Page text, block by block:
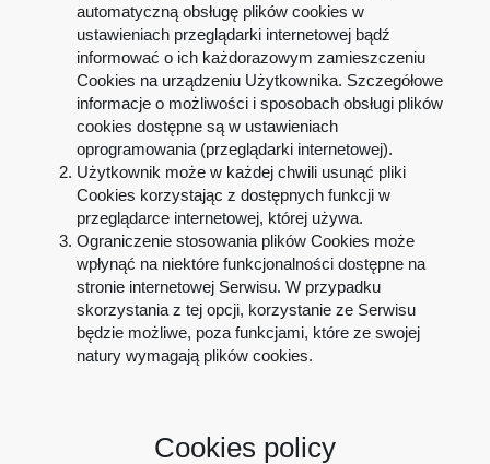
automatyczną obsługę plików cookies w
ustawieniach przeglądarki internetowej bądź
informować o ich każdorazowym zamieszczeniu
Cookies na urządzeniu Użytkownika. Szczegółowe
informacje o możliwości i sposobach obsługi plików
cookies dostępne są w ustawieniach
oprogramowania (przeglądarki internetowej).
Użytkownik może w każdej chwili usunąć pliki
Cookies korzystając z dostępnych funkcji w
przeglądarce internetowej, której używa.
Ograniczenie stosowania plików Cookies może
wpłynąć na niektóre funkcjonalności dostępne na
stronie internetowej Serwisu. W przypadku
skorzystania z tej opcji, korzystanie ze Serwisu
będzie możliwe, poza funkcjami, które ze swojej
natury wymagają plików cookies.
Cookies policy